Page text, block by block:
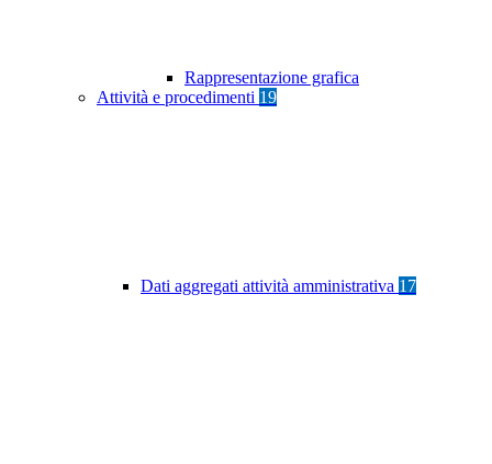
Rappresentazione grafica
Attività e procedimenti 19
Dati aggregati attività amministrativa 17